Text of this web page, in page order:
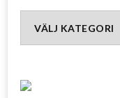
Kategorier